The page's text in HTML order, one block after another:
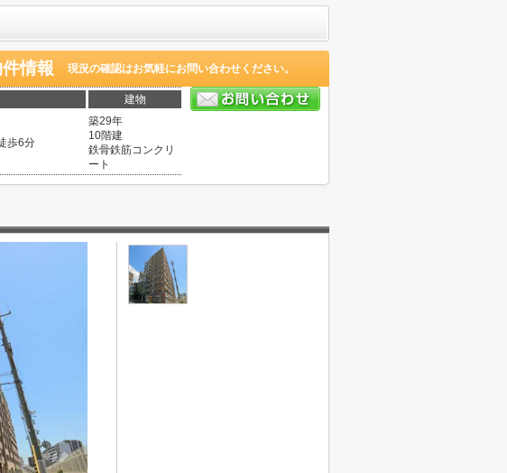
情報 現況の確認はお気軽にお問い合わせください。
建物
歩6分
築29年
10階建
鉄骨鉄筋コンクリ
ート